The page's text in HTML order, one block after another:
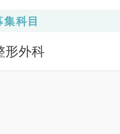
集科目
形外科